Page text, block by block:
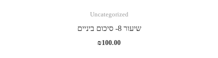
Uncategorized
שיעור 8- סיכום ביניים
₪100.00